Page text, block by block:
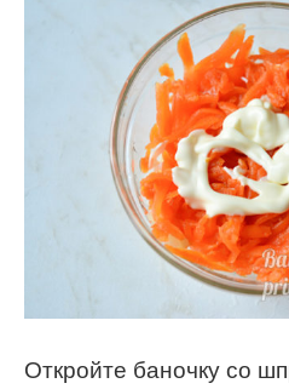
Откройте баночку со